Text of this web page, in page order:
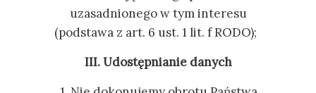
uzasadnionego w tym interesu
(podstawa z art. 6 ust. 1 lit. f RODO);
III. Udostępnianie danych